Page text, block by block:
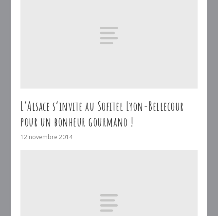
L’Alsace s’invite au Sofitel Lyon-Bellecour
pour un bonheur gourmand !
12 novembre 2014